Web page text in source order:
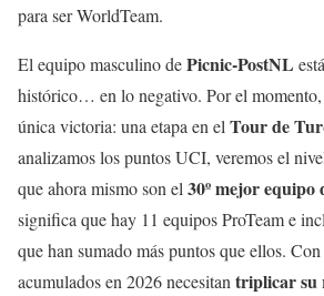
para ser WorldTeam.
El equipo masculino dePicnic-PostNL
histórico… en lo negativo. Por el
única victoria: una etapa en elTour de
analizamos los puntos UCI, veremos el
que ahora mismo son el30º mejor equipo
significa que hay 11 equipos ProTeam e
que han sumado más puntos que ellos.
acumulados en 2026 necesitantriplicar su